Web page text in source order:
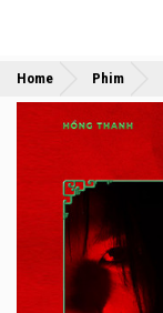
Home Phim